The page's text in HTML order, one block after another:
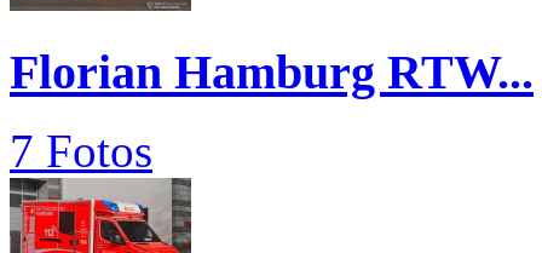
Florian Hamburg RTW...
7 Fotos